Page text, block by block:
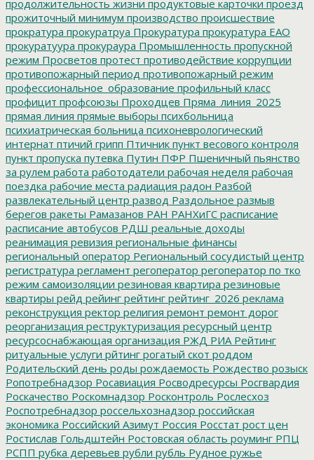
продолжительность жизни продуктовые карточки проезд
прожиточный минимум производство происшествие
прократура прокуратруа Прокуратура прокуратура ЕАО
прокуратуура прокураура Промышленность пропускной
режим Просветов протест противодействие коррупции
противопожарный период противопожарный режим
профессиональное_образование профильный класс
профицит профсоюзы Проходцев Пряма_линия_2025
прямая линия прямые выборы психбольница
психиатрическая больница психоневрологический
интернат птичий грипп Птичник пункт весового контроля
пункт пропуска путевка Путин ПФР Пшеничный пьянство
за рулем работа работодатели рабочая неделя рабочая
поездка рабочие места радиация радон Разбой
развлекательный центр развод Раздольное размыв
берегов ракеты Рамазанов РАН РАНХиГС расписание
расписание автобусов РДШ реальные доходы
реанимация ревизия региональные финансы
региональный оператор Региональный сосудистый центр
регистратура регламент регоператор регоператор по тко
режим самоизоляции резиновая квартира резиновые
квартиры рейд рейинг рейтинг рейтинг_2026 реклама
реконструкция ректор религия ремонт ремонт дорог
реорганизация реструктуризация ресурсный центр
ресурсоснабжающая организация РЖД РИА Рейтинг
ритуальные услуги рйтинг рогатый скот роддом
Родительский день роды рождаемость Рождество розыск
Ропотребнадзор Росавиация Росводресурсы Росгвардия
Роскачество Роскомнадзор Росконтроль Рослесхоз
Роспотребнадзор россельхознадзор российская
экономика Российский Азимут Россия Росстат рост цен
Ростислав Гольдштейн Ростовская область роуминг РПЦ
РСПП рубка деревьев рубли рубль Рудное ружье